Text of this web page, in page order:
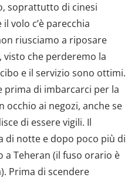
soprattutto di cinesi
volo c’è parecchia
riusciamo a riposare
visto che perderemo la
e il servizio sono ottimi.
prima di imbarcarci per la
occhio ai negozi, anche se
di essere vigili. Il
di notte e dopo poco più di
a Teheran (il fuso orario è
Prima di scendere